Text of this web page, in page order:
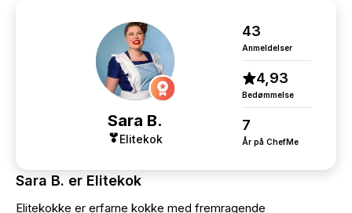
Sara B.
Elitekok
43
Anmeldelser
4,93
Bedømmelse
7
År på ChefMe
Sara B. er Elitekok
Elitekokke er erfarne kokke med fremragende